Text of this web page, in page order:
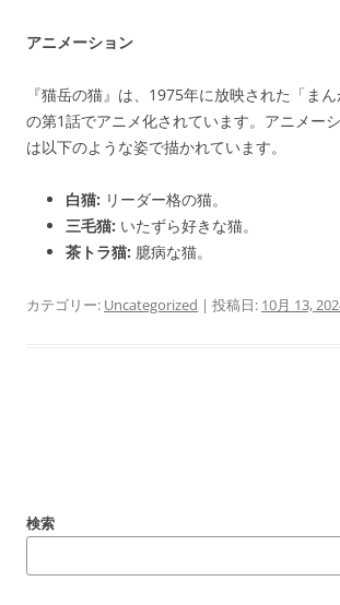
アニメーション
『猫岳の猫』は、1975年に放映された「まん
の第1話でアニメ化されています。アニメー
は以下のような姿で描かれています。
白猫: リーダー格の猫。
三毛猫: いたずら好きな猫。
茶トラ猫: 臆病な猫。
カテゴリー: Uncategorized | 投稿日: 10月 13,
ビ
検索